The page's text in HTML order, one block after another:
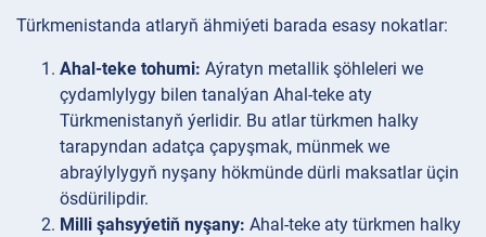
Türkmenistanda atlaryň ähmiýeti barada esasy nokatlar:
Ahal-teke tohumi: Aýratyn metallik şöhleleri we
çydamlylygy bilen tanalýan Ahal-teke aty
Türkmenistanyň ýerlidir. Bu atlar türkmen halky
tarapyndan adatça çapyşmak, münmek we
abraýlylygyň nyşany hökmünde dürli maksatlar üçin
ösdürilipdir.
Milli şahsyýetiň nyşany: Ahal-teke aty türkmen halky